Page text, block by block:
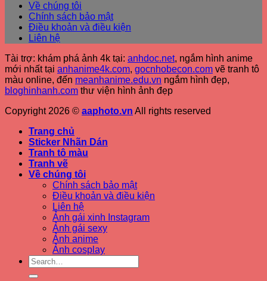
Về chúng tôi
Chính sách bảo mật
Điều khoản và điều kiện
Liên hệ
Tài trợ: khám phá ảnh 4k tại: anhdoc.net, ngắm hình anime
mới nhất tại anhanime4k.com, gocnhobecon.com vẽ tranh tô
màu online, đến meanhanime.edu.vn ngắm hình đẹp,
bloghinhanh.com thư viện hình ảnh đẹp
Copyright 2026 © aaphoto.vn All rights reserved
Trang chủ
Sticker Nhãn Dán
Tranh tô màu
Tranh vẽ
Về chúng tôi
Chính sách bảo mật
Điều khoản và điều kiện
Liên hệ
Ảnh gái xinh Instagram
Ảnh gái sexy
Ảnh anime
Ảnh cosplay